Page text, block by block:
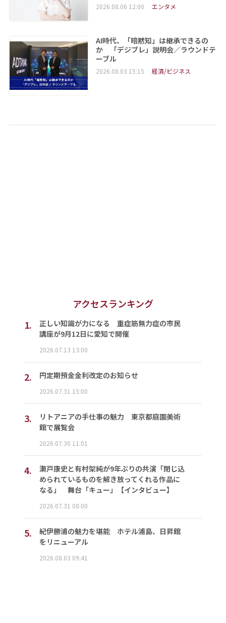
2026.08.06 12:00 エンタメ
AI時代、「暗黙知」は継承できるの
か 「デジブレ」説明会／ラウンドテ
ーブル
2026.08.03 15:15 経済/ビジネス
アクセスランキング
1.
正しい知識が力になる 重症筋無力症の市民
講座が9月12日に愛知で開催
2026.07.13 13:00
2. 円定期預金金利改定のお知らせ
2026.07.31 15:00
3.
リトアニアの手仕事の魅力 東京都庭園美術
館で展覧会
2026.07.30 11:01
4.
瀬戸康史と有村架純が9年ぶりの共演「閉じ込
められているものを解き放ってくれる作品に
なる」 舞台「キュー」【インタビュー】
2026.07.31 08:00
5.
紀伊勝浦の魅力を堪能 ホテル浦島、日昇館
をリニューアル
2026.08.03 09:41